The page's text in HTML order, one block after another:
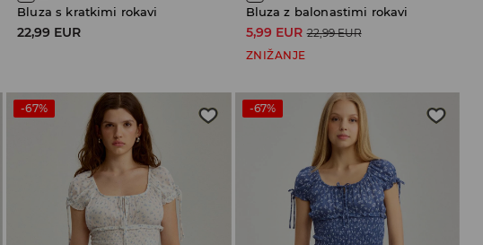
Bluza s kratkimi rokavi
22,99 EUR
Bluza z balonastimi rokavi
5,99 EUR 22,99 EUR
ZNIŽANJE
-67% -67%